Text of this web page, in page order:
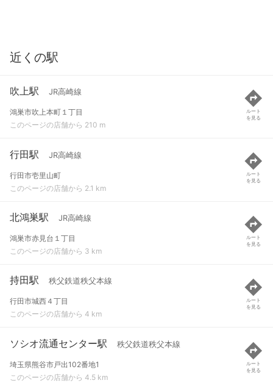
近くの駅
吹上駅 JR高崎線
鴻巣市吹上本町１丁目
このページの店舗から 210 m
ルート
を見る
行田駅 JR高崎線
行田市壱里山町
このページの店舗から 2.1 km
ルート
を見る
北鴻巣駅 JR高崎線
鴻巣市赤見台１丁目
このページの店舗から 3 km
ルート
を見る
持田駅 秩父鉄道秩父本線
行田市城西４丁目
このページの店舗から 4 km
ルート
を見る
ソシオ流通センター駅 秩父鉄道秩父本線
埼玉県熊谷市戸出102番地1
このページの店舗から 4.5 km
ルート
を見る